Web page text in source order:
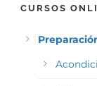
CURSOS